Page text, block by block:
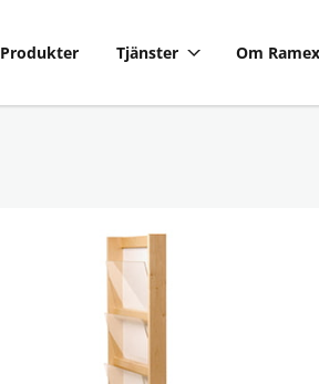
Produkter Tjänster Om Ramex